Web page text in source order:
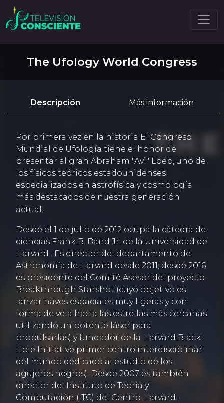
The Ufology World Congress
Descripción Más información
Por primera vez en la historia El Congreso
Mundial de Ufología tiene el honor de
presentar al gran Abraham "Avi" Loeb, uno de
los físicos teóricos estadounidenses
especializados en astrofísica y cosmología
más destacados de nuestra generación
actual.
Desde el 1 de julio de 2012 ocupa la cátedra de
ciencias Frank B. Baird Jr. de la Universidad de
Harvard . Es director del departamento de
Astronomía de Harvard desde 2011; desde 2016
es presidente del Comité Asesor del proyecto
Breakthrough Starshot (cuyo objetivo es
lanzar naves espaciales muy ligeras y con
forma de vela hacia las estrellas más cercanas
utilizando un potente láser para
propulsarlas) y fundador de la Harvard Black
Hole Initiative primer centro interdisciplinar
del mundo dedicado al estudio de los
agujeros negros). Desde 2007 es también
director del Instituto de Teoría y
Computación (ITC) del Centro Harvard-